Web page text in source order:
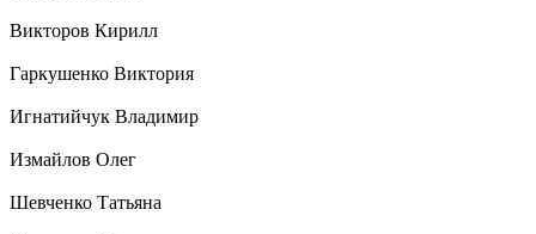
Викторов Кирилл
Гаркушенко Виктория
Игнатийчук Владимир
Измайлов Олег
Шевченко Татьяна